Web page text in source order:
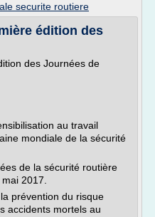
securite routiere
édition des
des Journées de
au travail
mondiale de la sécurité
de la sécurité routière
2017.
prévention du risque
accidents mortels au